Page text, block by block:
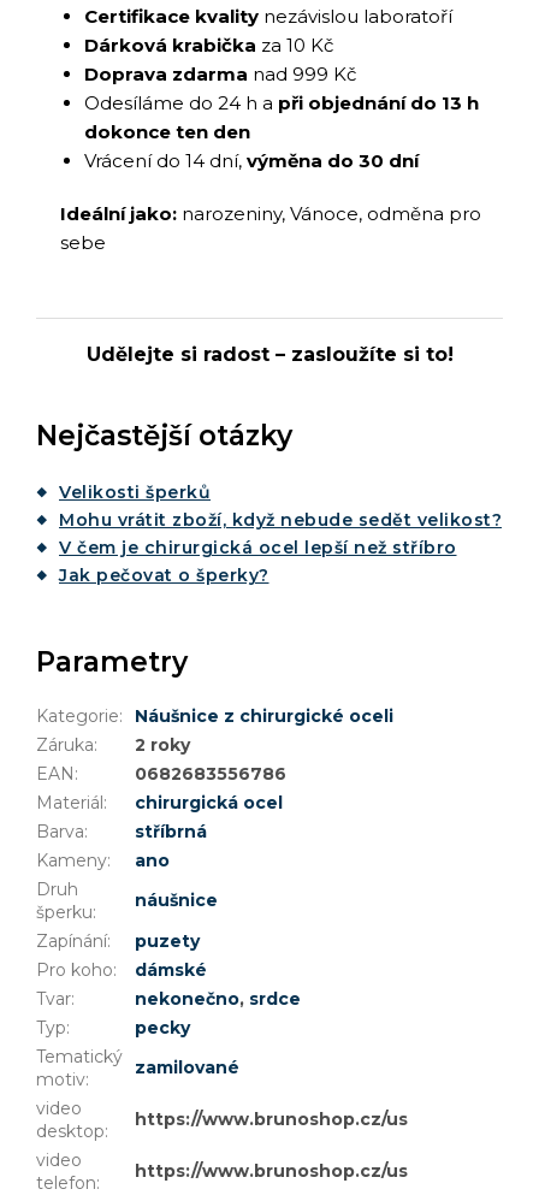
Certifikace kvality nezávislou laboratoří
Dárková krabička za 10 Kč
Doprava zdarma nad 999 Kč
Odesíláme do 24 h a při objednání do 13 h
dokonce ten den
Vrácení do 14 dní, výměna do 30 dní
Ideální jako: narozeniny, Vánoce, odměna pro
sebe
Udělejte si radost – zasloužíte si to!
Nejčastější otázky
Velikosti šperků
Mohu vrátit zboží, když nebude sedět velikost?
V čem je chirurgická ocel lepší než stříbro
Jak pečovat o šperky?
Parametry
Kategorie:
Náušnice z chirurgické oceli
Záruka:
2 roky
EAN:
0682683556786
Materiál:
chirurgická ocel
Barva:
stříbrná
Kameny:
ano
Druh
šperku:
náušnice
Zapínání:
puzety
Pro koho:
dámské
Tvar: nekonečno, srdce
Typ:
pecky
Tematický
motiv:
zamilované
video
desktop:
https://www.brunoshop.cz/user/
video
telefon:
https://www.brunoshop.cz/user/